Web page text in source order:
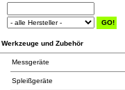
Werkzeuge und Zubehör
Messgeräte
Spleißgeräte